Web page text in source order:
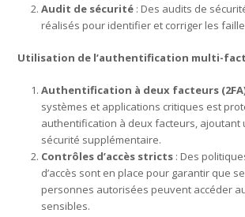
Audit de sécurité : Des audits de
réalisés pour identifier et corriger les
Utilisation de l’authentification multi-
Authentification à deux facteurs
systèmes et applications critiques est
authentification à deux facteurs, ajoutant
sécurité supplémentaire.
Contrôles d’accès stricts : Des
d’accès sont en place pour garantir que
personnes autorisées peuvent accéder
sensibles.